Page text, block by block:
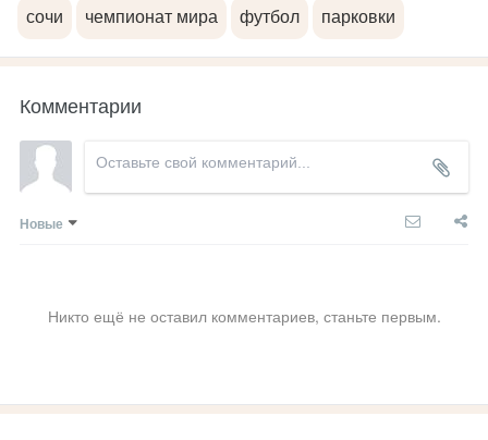
сочи чемпионат мира футбол парковки
Комментарии
Новые
Никто ещё не оставил комментариев, станьте первым.